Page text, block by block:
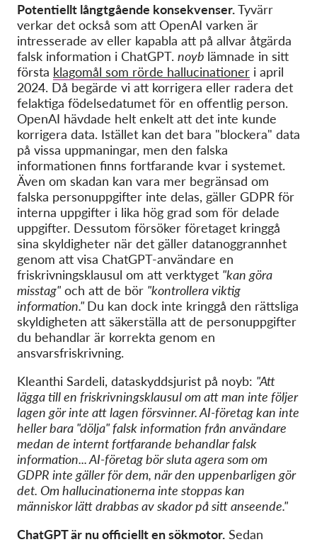
Potentiellt långtgående konsekvenser.Tyvärr
verkar det också som att OpenAI varken är
intresserade av eller kapabla att på allvar åtgärda
falsk information i ChatGPT. noyb lämnade in sitt
första klagomål som rörde hallucinationer i april
2024. Då begärde vi att korrigera eller radera det
felaktiga födelsedatumet för en offentlig person.
OpenAI hävdade helt enkelt att det inte kunde
korrigera data. Istället kan det bara "blockera" data
på vissa uppmaningar, men den falska
informationen finns fortfarande kvar i systemet.
Även om skadan kan vara mer begränsad om
falska personuppgifter inte delas, gäller GDPR för
interna uppgifter i lika hög grad som för delade
uppgifter. Dessutom försöker företaget kringgå
sina skyldigheter när det gäller datanoggrannhet
genom att visa ChatGPT-användare en
friskrivningsklausul om att verktyget "kan göra
misstag" och att de bör "kontrollera viktig
information." Du kan dock inte kringgå den rättsliga
skyldigheten att säkerställa att de personuppgifter
du behandlar är korrekta genom en
ansvarsfriskrivning.
Kleanthi Sardeli, dataskyddsjurist på noyb: "Att
lägga till en friskrivningsklausul om att man inte följer
lagen gör inte att lagen försvinner. AI-företag kan inte
heller bara "dölja" falsk information från användare
medan de internt fortfarande behandlar falsk
information... AI-företag bör sluta agera som om
GDPR inte gäller för dem, när den uppenbarligen gör
det. Om hallucinationerna inte stoppas kan
människor lätt drabbas av skador på sitt anseende."
ChatGPT är nu officiellt en sökmotor. Sedan